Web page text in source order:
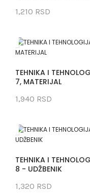
1,210 RSD
TEHNIKA I
7, MATERIJAL
1,940 RSD
TEHNIKA I
8 - UDŽBENIK
1,320 RSD